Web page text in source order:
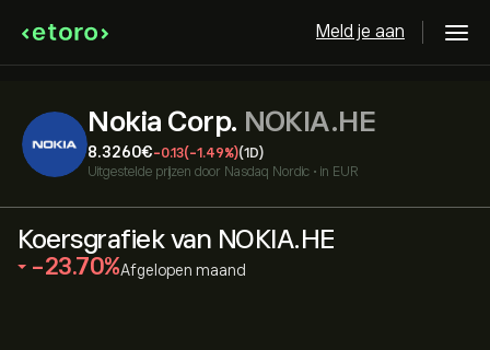
Meld je aan
Nokia Corp. NOKIA.HE
8.3260‎€‎-0.13(-1.49%)(1D)
Uitgestelde prijzen door Nasdaq Nordic • in EUR
Koersgrafiek van NOKIA.HE
‎-23.70‎ Afgelopen maand